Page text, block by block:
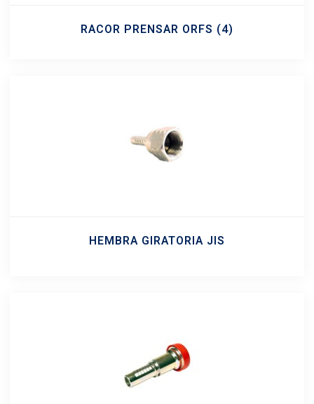
RACOR PRENSAR ORFS (4)
HEMBRA GIRATORIA JIS